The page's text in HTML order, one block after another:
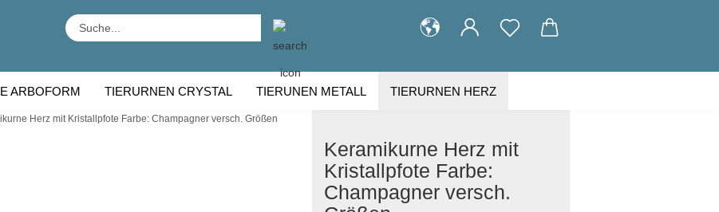
ARBOFORM TIERURNEN CRYSTAL TIERUNEN METALL TIERURNEN HERZ
Herz mit Kristallpfote Farbe: Champagner versch. Größen
Keramikurne Herz mit
Kristallpfote Farbe:
Champagner versch.